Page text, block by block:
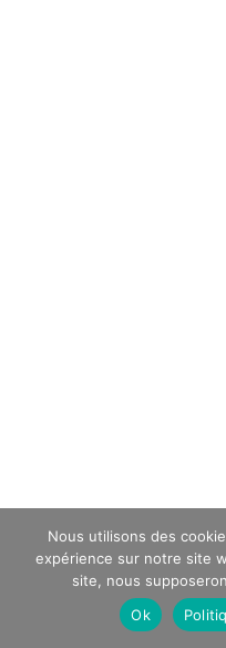
Nous utilisons des
expérience sur notre site
site, nous
Ok